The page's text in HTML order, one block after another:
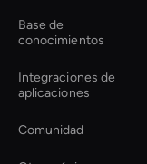
Base de
conocimientos
Integraciones de
aplicaciones
Comunidad